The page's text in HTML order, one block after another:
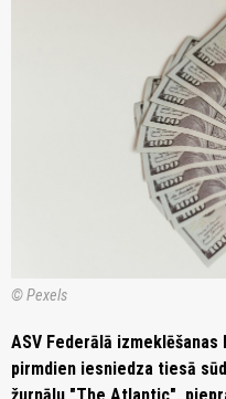
© Pexels
ASV Federālā
pirmdien iesniedza tiesā